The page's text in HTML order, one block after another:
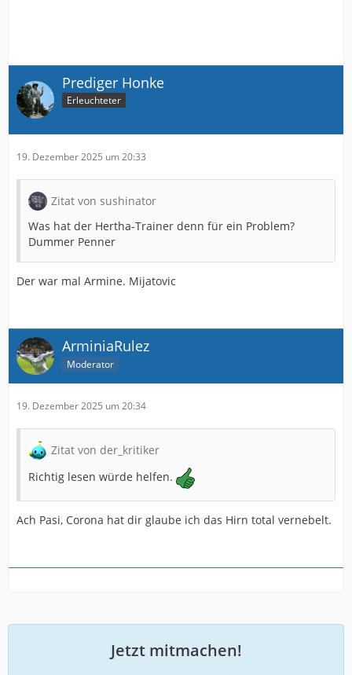
Prediger Honke
Erleuchteter
19. Dezember 2025 um 20:33
Zitat von sushinator
Was hat der Hertha-Trainer denn für ein Problem?
Dummer Penner
Der war mal Armine. Mijatovic
ArminiaRulez
Moderator
19. Dezember 2025 um 20:34
Zitat von der_kritiker
Richtig lesen würde helfen.
Ach Pasi, Corona hat dir glaube ich das Hirn total vernebelt.
Jetzt mitmachen!